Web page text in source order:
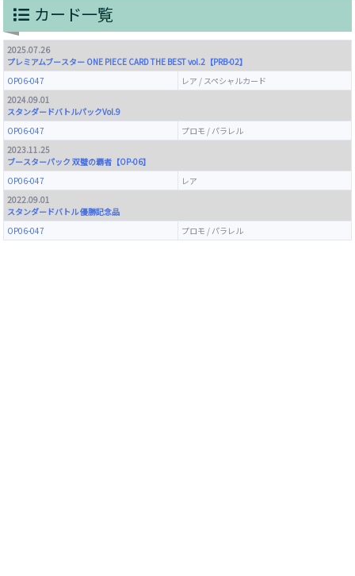
カード一覧
2025.07.26
プレミアムブースター ONE PIECE CARD THE BEST vol.2【PRB-02】
OP06-047
レア / スペシャルカード
2024.09.01
スタンダードバトルパックVol.9
OP06-047
プロモ / パラレル
2023.11.25
ブースターパック 双璧の覇者【OP-06】
OP06-047
レア
2022.09.01
スタンダードバトル 優勝記念品
OP06-047
プロモ / パラレル